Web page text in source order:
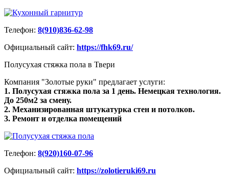
Телефон: 8(910)836-62-98
Официальный сайт: https://fhk69.ru/
Полусухая стяжка пола в Твери
Компания "Золотые руки" предлагает услуги:
1. Полусухая стяжка пола за 1 день. Немецкая технология.
До 250м2 за смену.
2. Механизированная штукатурка стен и потолков.
3. Ремонт и отделка помещений
Телефон: 8(920)160-07-96
Официальный сайт: https://zolotieruki69.ru